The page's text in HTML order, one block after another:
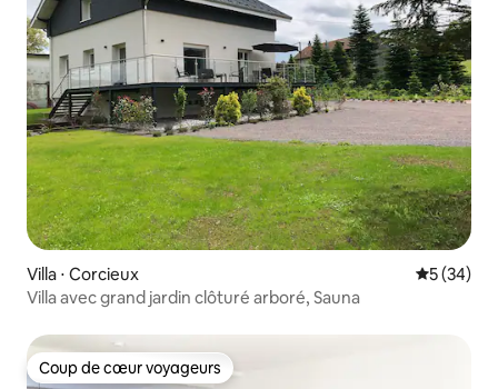
Villa ⋅ Corcieux
5 (34)
Villa avec grand jardin clôturé arboré, Sauna
Coup de cœur voyageurs
Coup de cœur voyageurs